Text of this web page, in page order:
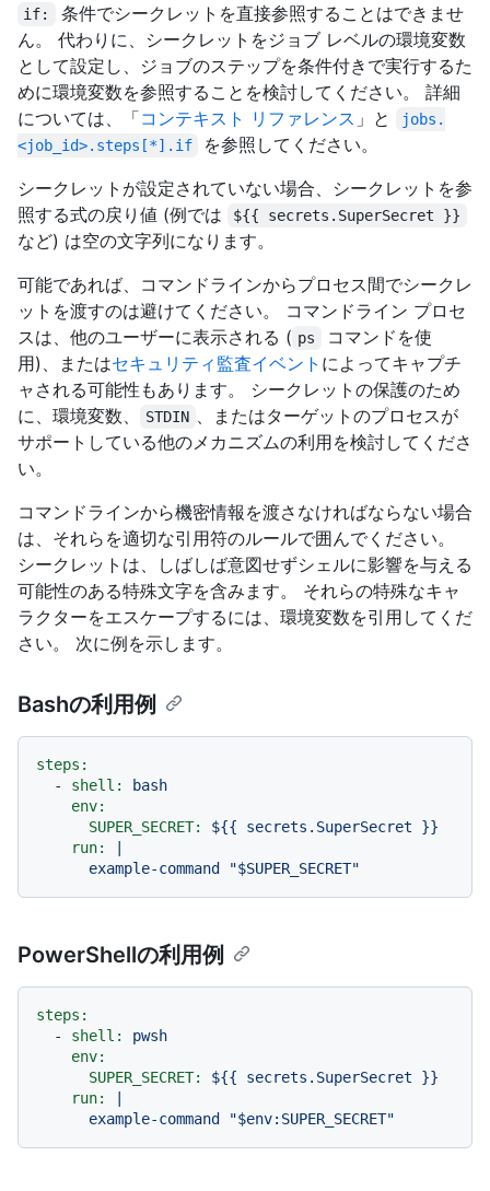
if:
条件でシークレットを直接参照することはできませ
ん。 代わりに、シークレットをジョブ レベルの環境変数
として設定し、ジョブのステップを条件付きで実行するた
めに環境変数を参照することを検討してください。 詳細
については、「コンテキスト リファレンス 」と
jobs.
<job_id>.steps[*].if
を参照してください。
シークレットが設定されていない場合、シークレットを参
照する式の戻り値 (例では
${{ secrets.SuperSecret }}
など) は空の文字列になります。
可能であれば、コマンドラインからプロセス間でシークレ
ットを渡すのは避けてください。 コマンドライン プロセ
スは、他のユーザーに表示される ( ps
コマンドを使
用)、またはセキュリティ監査イベント によってキャプチ
ャされる可能性もあります。 シークレットの保護のため
に、環境変数、
STDIN 、またはターゲットのプロセスが
サポートしている他のメカニズムの利用を検討してくださ
い。
コマンドラインから機密情報を渡さなければならない場合
は、それらを適切な引用符のルールで囲んでください。
シークレットは、しばしば意図せずシェルに影響を与える
可能性のある特殊文字を含みます。 それらの特殊なキャ
ラクターをエスケープするには、環境変数を引用してくだ
さい。 次に例を示します。
Bashの利用例
steps:
-
shell:
bash
env:
SUPER_SECRET:
${{ secrets.SuperSecret
}}
run:
PowerShellの利用例
steps:
-
shell:
pwsh
env:
SUPER_SECRET:
${{ secrets.SuperSecret
}}
run: